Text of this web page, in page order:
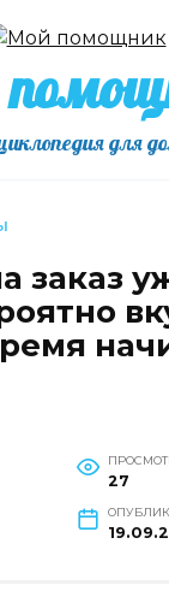
для
заказ
27